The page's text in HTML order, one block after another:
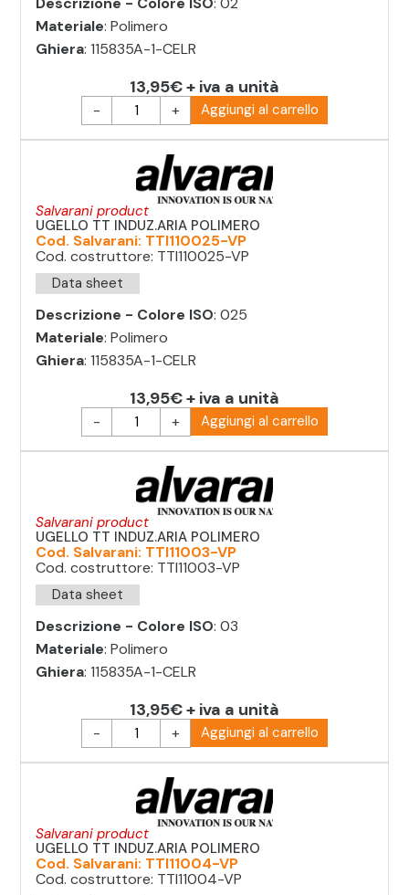
Materiale: Polimero
Ghiera: 115835A-1-CELR
13,95€ + iva a unità
- + Aggiungi al carrello
Salvarani product
UGELLO TT INDUZ.ARIA POLIMERO
Cod. Salvarani: TTI110025-VP
Cod. costruttore: TTI110025-VP
Data sheet
Descrizione - Colore ISO: 025
Materiale: Polimero
Ghiera: 115835A-1-CELR
13,95€ + iva a unità
- + Aggiungi al carrello
Salvarani product
UGELLO TT INDUZ.ARIA POLIMERO
Cod. Salvarani: TTI11003-VP
Cod. costruttore: TTI11003-VP
Data sheet
Descrizione - Colore ISO: 03
Materiale: Polimero
Ghiera: 115835A-1-CELR
13,95€ + iva a unità
- + Aggiungi al carrello
Salvarani product
UGELLO TT INDUZ.ARIA POLIMERO
Cod. Salvarani: TTI11004-VP
Cod. costruttore: TTI11004-VP